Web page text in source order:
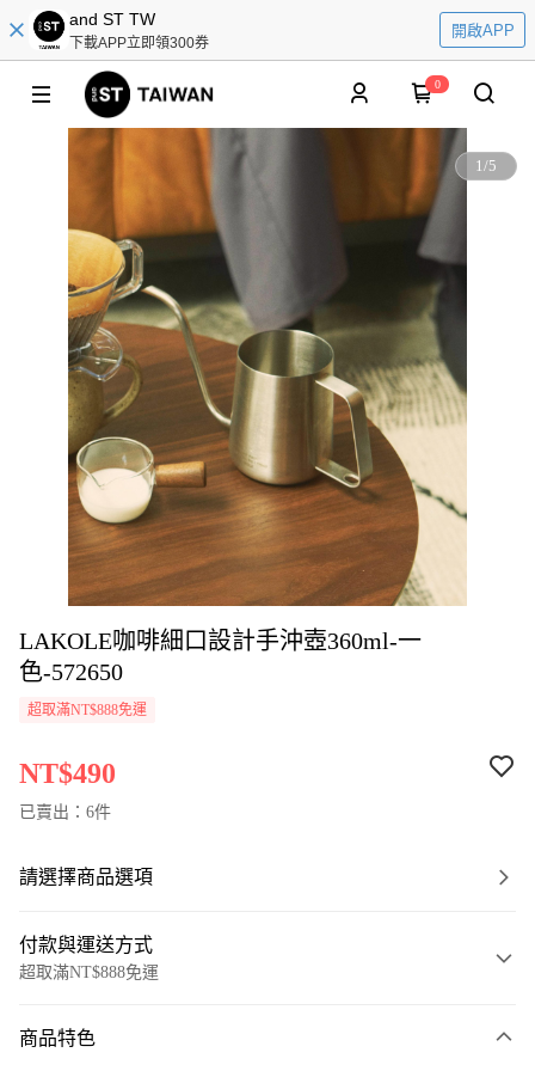
and ST TW
下載APP立即領300券
開啟APP
0
1/5
LAKOLE咖啡細口設計手沖壺360ml-一
色-572650
超取滿NT$888免運
NT$490
已賣出：6件
請選擇商品選項
付款與運送方式
超取滿NT$888免運
信用卡一次付款
商品特色